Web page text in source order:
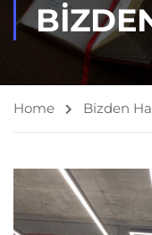
Home Bizden